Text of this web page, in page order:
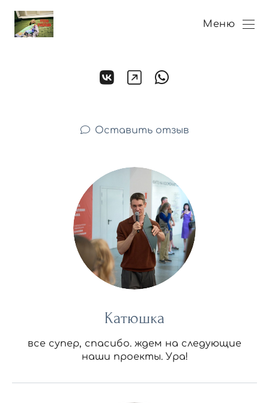
Меню
Оставить отзыв
Катюшка
все супер, спасибо. ждем на следующие
наши проекты. Ура!